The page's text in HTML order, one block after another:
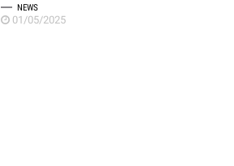
NEWS
01/05/2025